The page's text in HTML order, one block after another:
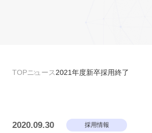
TOPニュース2021年度新卒採用終了
2020.09.30 採用情報